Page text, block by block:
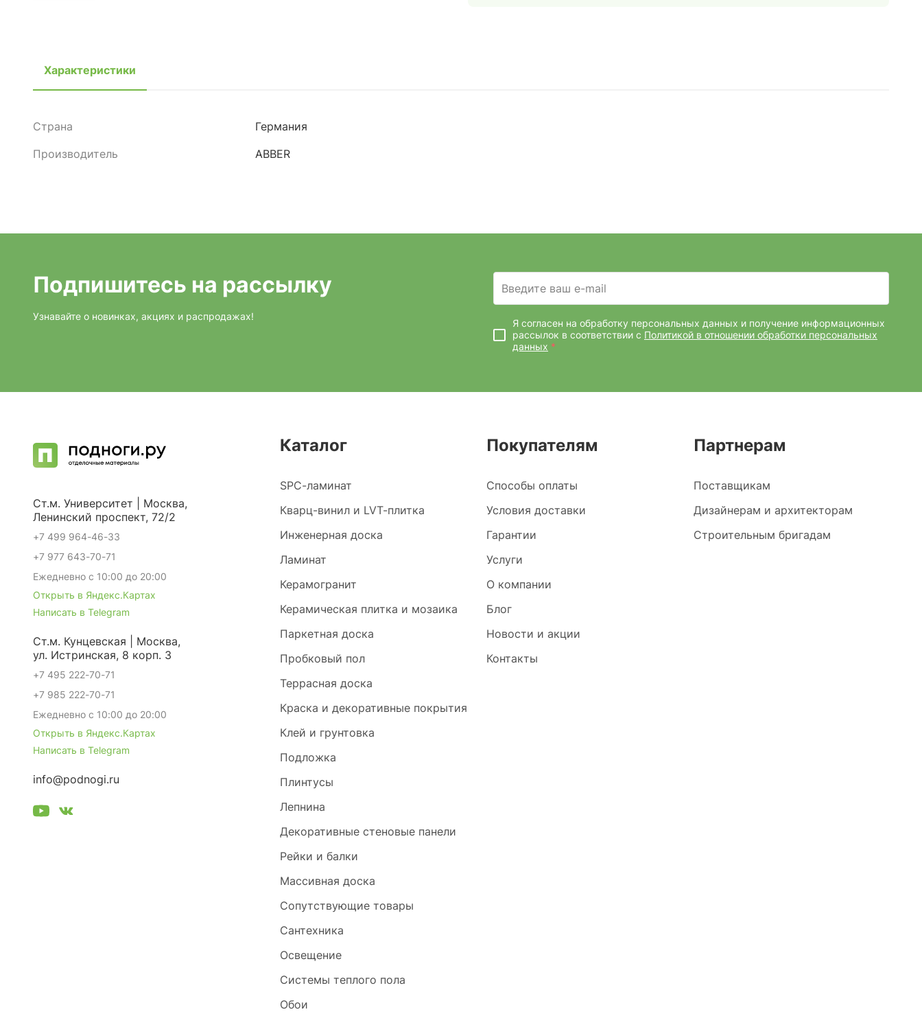
Характеристики
Страна
Германия
Производитель
ABBER
Подпишитесь на рассылку
Узнавайте о новинках, акциях и распродажах!
Введите ваш e-mail
Я согласен на обработку персональных данных и получение информационных
рассылок в соответствии с Политикой в отношении обработки персональных
данных *
Каталог
SPC-ламинат
Кварц-винил и LVT-плитка
Инженерная доска
Ламинат
Керамогранит
Керамическая плитка и мозаика
Паркетная доска
Пробковый пол
Террасная доска
Краска и декоративные покрытия
Клей и грунтовка
Подложка
Плинтусы
Лепнина
Декоративные стеновые панели
Рейки и балки
Массивная доска
Сопутствующие товары
Сантехника
Освещение
Системы теплого пола
Обои
Покупателям
Способы оплаты
Условия доставки
Гарантии
Услуги
О компании
Блог
Новости и акции
Контакты
Партнерам
Поставщикам
Дизайнерам и архитекторам
Строительным бригадам
Ст.м. Университет | Москва,
Ленинский проспект, 72/2
+7 499 964-46-33
+7 977 643-70-71
Ежедневно с 10:00 до 20:00
Открыть в Яндекс.Картах
Написать в Telegram
Ст.м. Кунцевская | Москва,
ул. Истринская, 8 корп. 3
+7 495 222-70-71
+7 985 222-70-71
Ежедневно с 10:00 до 20:00
Открыть в Яндекс.Картах
Написать в Telegram
info@podnogi.ru